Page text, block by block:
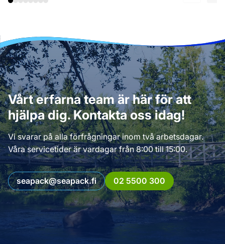
Vårt erfarna team är här för att
hjälpa dig. Kontakta oss idag!
Vi svarar på alla förfrågningar inom två arbetsdagar.
Våra servicetider är vardagar från 8:00 till 15:00.
seapack@seapack.fi 02 5500 300